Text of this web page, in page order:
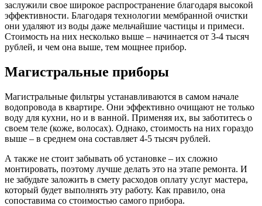
заслужили свое широкое распространение благодаря высокой
эффективности. Благодаря технологии мембранной очистки
они удаляют из воды даже мельчайшие частицы и примеси.
Стоимость на них несколько выше – начинается от 3-4 тысяч
рублей, и чем она выше, тем мощнее прибор.
Магистральные приборы
Магистральные фильтры устанавливаются в самом начале
водопровода в квартире. Они эффективно очищают не только
воду для кухни, но и в ванной. Применяя их, вы заботитесь о
своем теле (коже, волосах). Однако, стоимость на них гораздо
выше – в среднем она составляет 4-5 тысяч рублей.
А также не стоит забывать об установке – их сложно
монтировать, поэтому лучше делать это на этапе ремонта. И
не забудьте заложить в смету расходов оплату услуг мастера,
который будет выполнять эту работу. Как правило, она
сопоставима со стоимостью самого прибора.